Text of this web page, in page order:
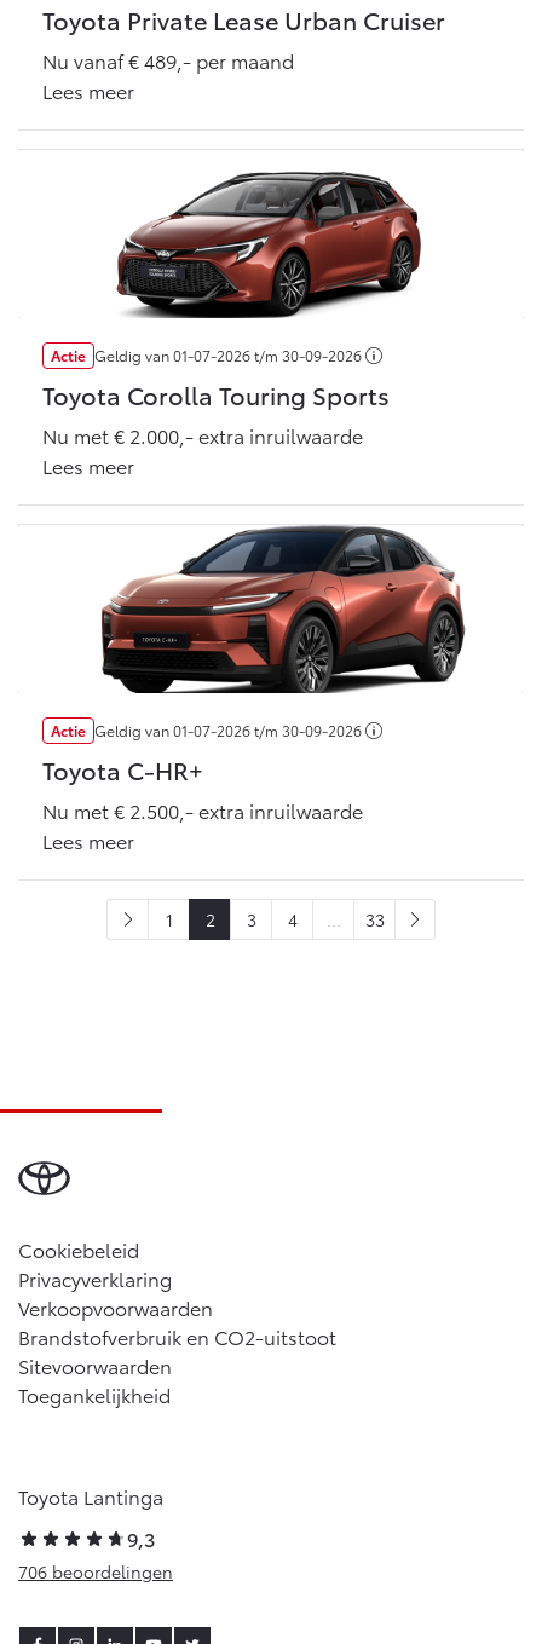
Toyota Private Lease Urban Cruiser
Nu vanaf € 489,- per maand
Lees meer
Actie Geldig van01-07-2026t/m 30-09-2026
Toyota Corolla Touring Sports
Nu met € 2.000,- extra inruilwaarde
Lees meer
Actie Geldig van01-07-2026t/m 30-09-2026
Toyota C-HR+
Nu met € 2.500,- extra inruilwaarde
Lees meer
1 2 3 4 ... 33
Cookiebeleid
Privacyverklaring
Verkoopvoorwaarden
Brandstofverbruik en CO2-uitstoot
Sitevoorwaarden
Toegankelijkheid
Toyota Lantinga
9,3
706 beoordelingen